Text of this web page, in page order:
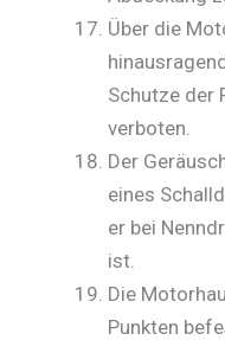
Über die
Schutze der
verboten.
Der
eines
er bei
ist.
Die
Punkten